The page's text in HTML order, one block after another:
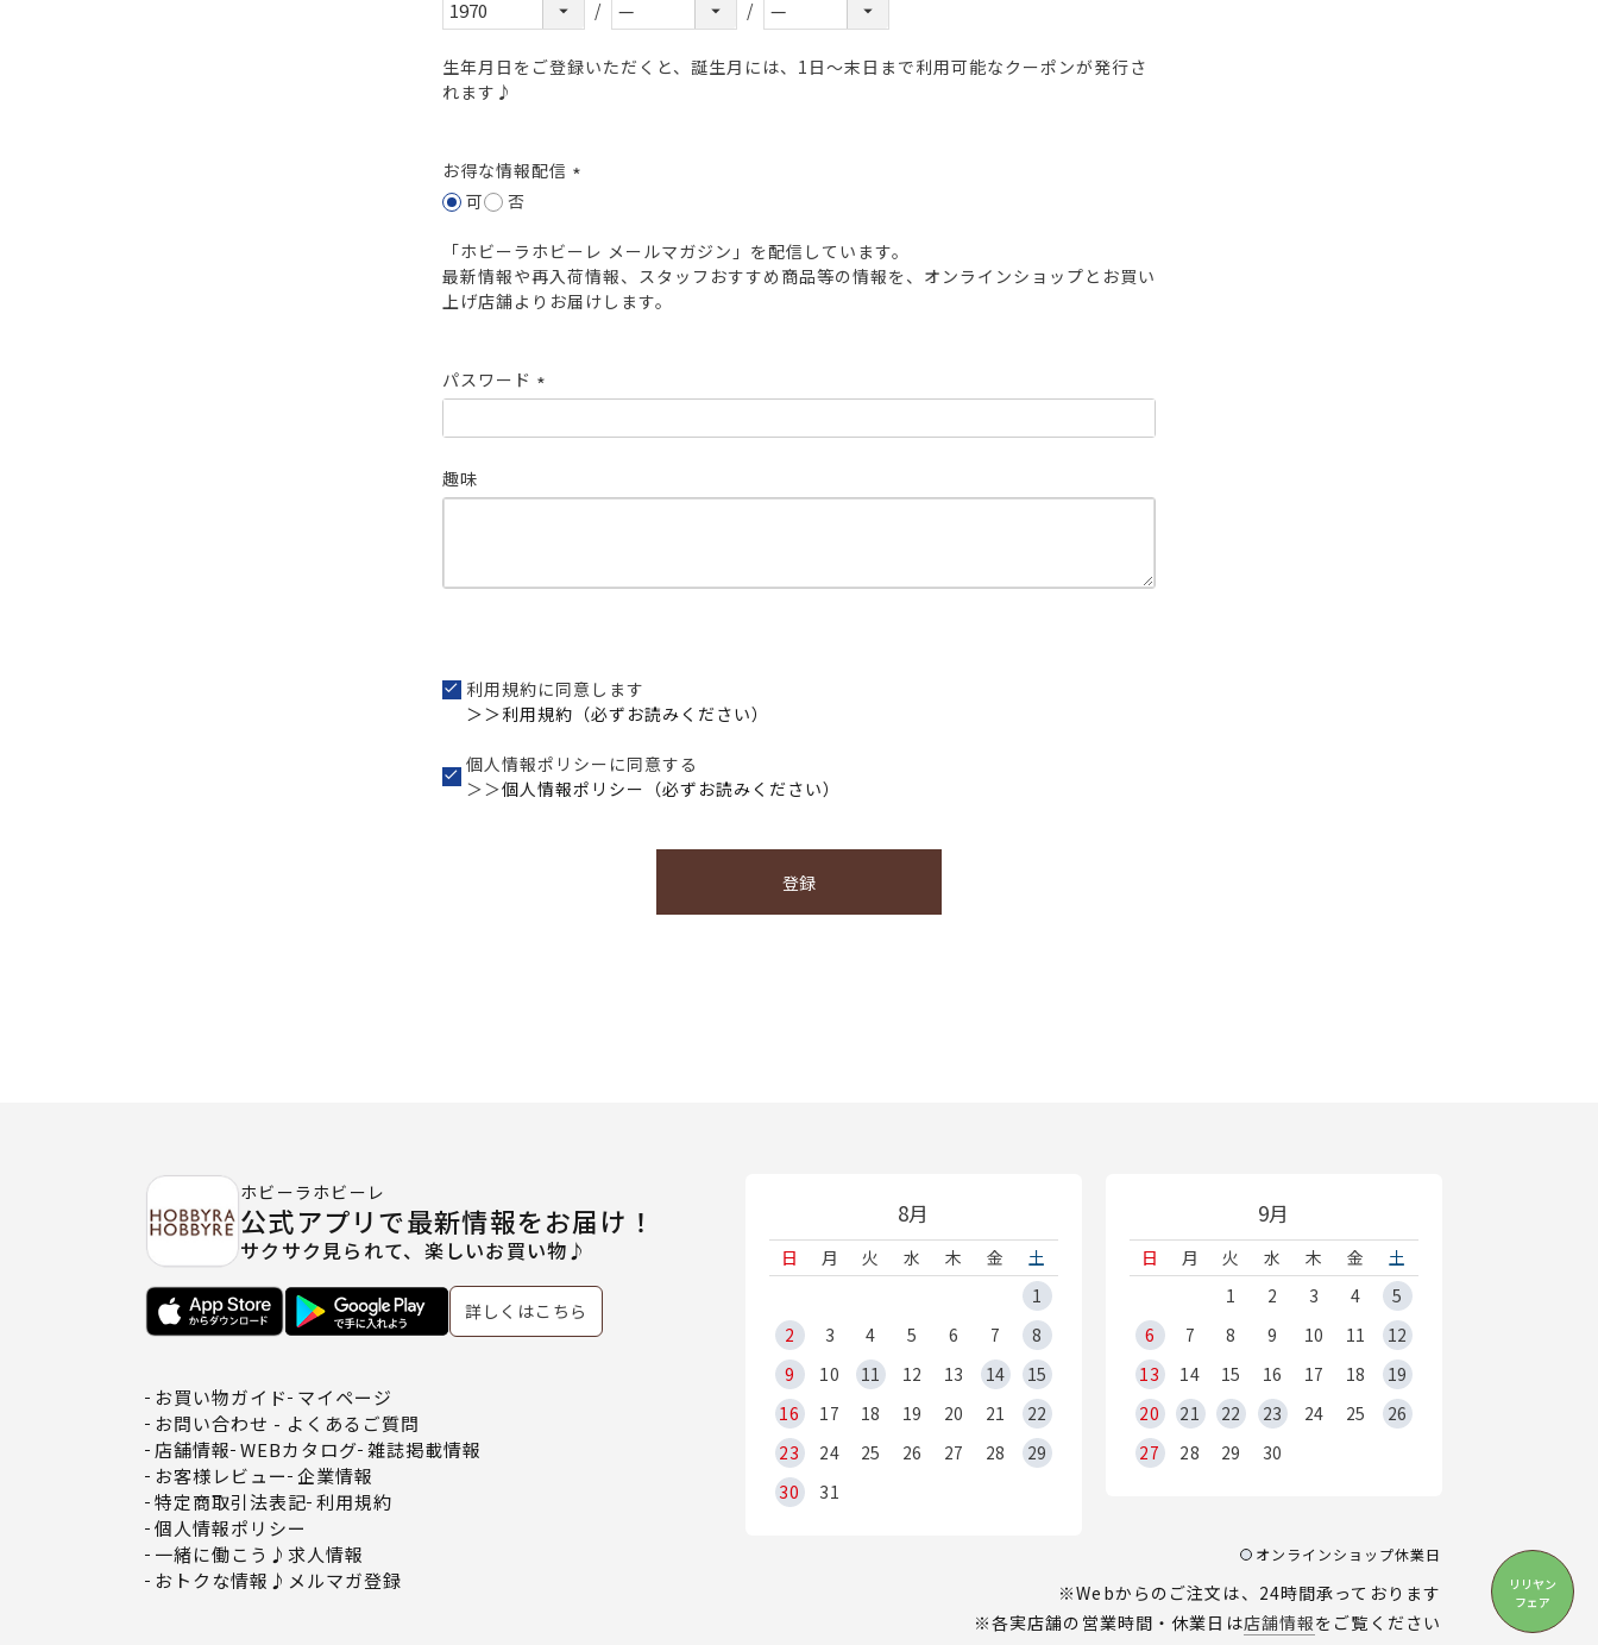
リリヤン
フェア
生年月日をご登録いただくと、誕生月には、1日～末日まで利用可能なクーポンが発行さ
れます♪
お得な情報配信
可 否
「ホビーラホビーレ メールマガジン」を配信しています。
最新情報や再入荷情報、スタッフおすすめ商品等の情報を、オンラインショップとお買い
上げ店舗よりお届けします。
パスワード
須)
趣味
利用規約に同意します
＞＞利用規約（必ずお読みください）
個人情報ポリシーに同意する
＞＞個人情報ポリシー（必ずお読みください）
登録
8月
日 月 火 水 木 金
土
1
2
3 4 5 6 7
8
9
10 11 12 13 14
15
16
17 18 19 20 21
22
23
24 25 26 27 28
29
30
31
9月
日 月 火 水 木 金
土
1
2 3 4
5
6
7 8 9 10 11
12
13
14 15 16 17 18
19
20
21 22 23 24 25
26
27
28 29 30
オンラインショップ休業日
※Webからのご注文は、24時間承っております
※各実店舗の営業時間・休業日は店舗情報をご覧ください
ホビーラホビーレ
公式アプリで最新情報をお届け！
サクサク見られて、楽しいお買い物♪
詳しくはこちら
お買い物ガイド マイページ
お問い合わせ - よくあるご質問
店舗情報 WEBカタログ 雑誌掲載情報
お客様レビュー 企業情報
特定商取引法表記 利用規約
個人情報ポリシー
一緒に働こう♪求人情報
おトクな情報♪メルマガ登録